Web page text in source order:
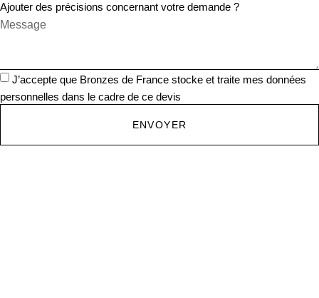
Ajouter des précisions concernant votre demande ?
J’accepte que Bronzes de France stocke et traite mes données
personnelles dans le cadre de ce devis
ENVOYER